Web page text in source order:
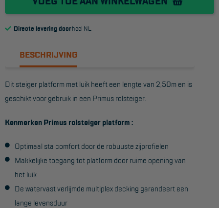
Reddingsmiddelen
CombiDeals
MAATWERK
VERHUUR
Steigers
Rolsteigers
Schilderstellingen
Gevelsteigers
Directe levering doorheel NL
BESCHRIJVING
Dit steiger platform met luik heeft een lengte van 2,50m en is
geschikt voor gebruik in een Primus rolsteiger.
Kenmerken Primus rolsteiger platform :
Optimaal sta comfort door de robuuste zijprofielen
Makkelijke toegang tot platform door ruime opening van
het luik
De watervast verlijmde multiplex decking garandeert een
lange levensduur